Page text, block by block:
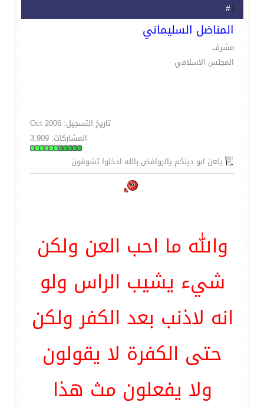
1
المناضل السليماني
مشرف
المجلس الاسلامي
تاريخ التسجيل: Oct 2006
المشاركات: 3,909
يلعن ابو دينكم يالروافض بالله ادخلوا تشوفون
والله ما احب العن ولكن
شيء يشيب الراس ولو
انه لاذنب بعد الكفر ولكن
حتى الكفرة لا يقولون
ولا يفعلون مث هذا